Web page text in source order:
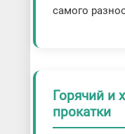
самого
Горячий и
прокатки